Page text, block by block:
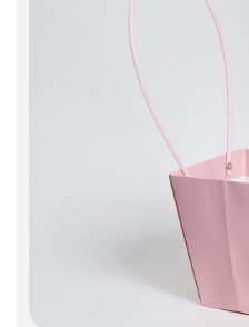
Искусственные цветы и растения